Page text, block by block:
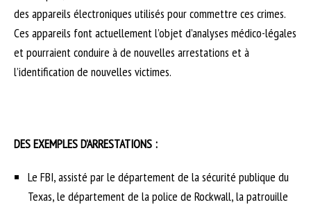
des appareils électroniques utilisés pour commettre ces crimes.
Ces appareils font actuellement l’objet d’analyses médico-légales
et pourraient conduire à de nouvelles arrestations et à
l’identification de nouvelles victimes.
DES EXEMPLES D’ARRESTATIONS :
Le FBI, assisté par le département de la sécurité publique du
Texas, le département de la police de Rockwall, la patrouille